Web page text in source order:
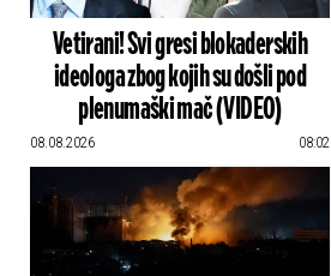
Vetirani! Svi gresi blokaderskih
ideologa zbog kojih su došli pod
plenumaški mač (VIDEO)
08.08.2026 08:02